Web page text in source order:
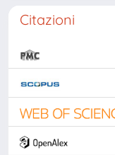
Citazioni